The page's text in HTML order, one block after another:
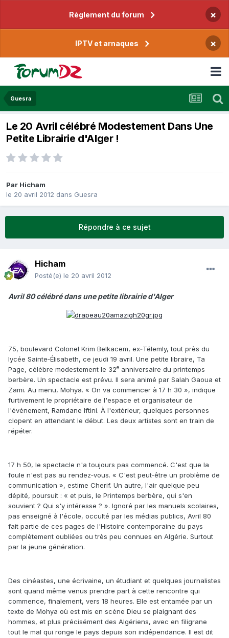
Règlement du forum ×
IPTV et arnaques ×
Guesra
Le 20 Avril célébré Modestement Dans Une
Petite Librairie d'Alger !
Par Hicham
le 20 avril 2012 dans Guesra
Répondre à ce sujet
Hicham
Posté(e) le 20 avril 2012
Avril 80 célébré dans une petite librairie d'Alger
75, boulevard Colonel Krim Belkacem, ex‑Télemly, tout près du
lycée Sainte‑Élisabeth, ce jeudi 19 avril. Une petite libraire, Ta
Page, célèbre modestement le 32e anniversaire du printemps
berbère. Un spectacle est prévu. Il sera animé par Salah Gaoua et
Zami. Au menu, Mohya. « On va commencer à 17 h 30 », indique
furtivement le propriétaire de l'espace et organisateur de
l'événement, Ramdane Iftini. À l'extérieur, quelques personnes
clopent en attendant le début. Les deux artistes sont en train de
répéter.
17 h 50, le spectacle n'a toujours pas commencé. C'est que la
foule n'est pas au rendez‑vous. « C'est peut‑être un problème de
communication », estime Cherif. Un autre, l'air quelque peu
dépité, poursuit : « et puis, le Printemps berbère, qui s'en
souvient ? Qui s'y intéresse ? ». Ignoré par les manuels scolaires,
pas enseigné à l'école, occulté par les médias publics, Avril 80
fait partie de ces pages de l'Histoire contemporaine du pays
complètement oubliées ou très peu connues en Algérie. Surtout
par la jeune génération.
Des cinéastes, une écrivaine, un étudiant et quelques journalistes
sont quand même venus prendre part à cette rencontre qui
commence, finalement, vers 18 heures. Elle est entamée par un
texte de Mohya où est mis en scène Dieu se plaignant des
hommes, et plus précisément des Algériens, avec en filigrane
tout le mal qui ronge le pays depuis son indépendance. Il est dit